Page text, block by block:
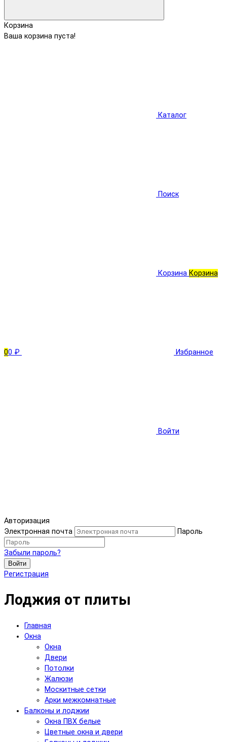
Корзина
Ваша корзина пуста!
Каталог
Поиск
Корзина Корзина
00 ₽ Избранное
Войти
Авторизация
Электронная почта
Пароль
Забыли пароль?
Войти
Регистрация
Лоджия от плиты
Главная
Окна
Окна
Двери
Потолки
Жалюзи
Москитные сетки
Арки межкомнатные
Балконы и лоджии
Окна ПВХ белые
Цветные окна и двери